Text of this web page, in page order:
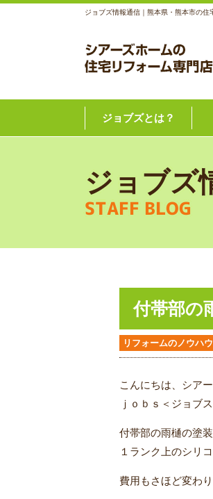
ジョブズ情報通信｜熊本県・熊本市の
ジョブズとは？
ジョブズ
STAFF BLOG
付帯部の
リフォームのノウハウ
こんにちは、シア
ｊｏｂｓ＜ジョブ
付帯部の雨樋の塗
１ランク上のシリ
費用もさほど変わ